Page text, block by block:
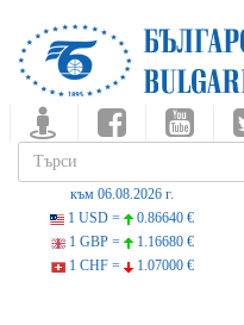
към 06.08.2026 г.
1 USD =
0.86640 €
1 GBP =
1.16680 €
1 CHF =
1.07000 €